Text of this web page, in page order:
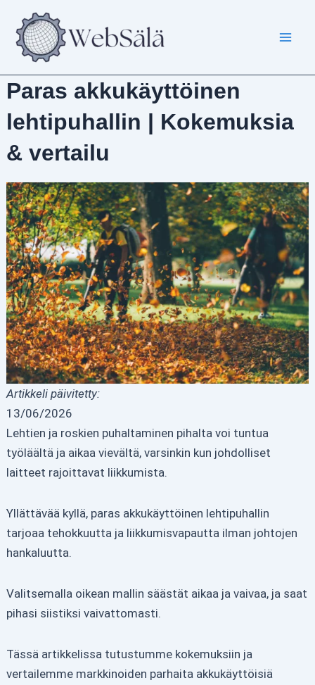
sisältöön
Paras akkukäyttöinen
lehtipuhallin | Kokemuksia
& vertailu
Artikkeli päivitetty:
13/06/2026
Lehtien ja roskien puhaltaminen pihalta voi tuntua
työläältä ja aikaa vievältä, varsinkin kun johdolliset
laitteet rajoittavat liikkumista.
Yllättävää kyllä, paras akkukäyttöinen lehtipuhallin
tarjoaa tehokkuutta ja liikkumisvapautta ilman johtojen
hankaluutta.
Valitsemalla oikean mallin säästät aikaa ja vaivaa, ja saat
pihasi siistiksi vaivattomasti.
Tässä artikkelissa tutustumme kokemuksiin ja
vertailemme markkinoiden parhaita akkukäyttöisiä